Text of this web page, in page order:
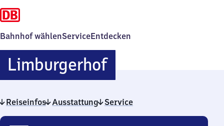
Bahnhof wählenServiceEntdecken
LimburgerhofLimburgerhof
Reiseinfos Ausstattung Service
Reiseinfos